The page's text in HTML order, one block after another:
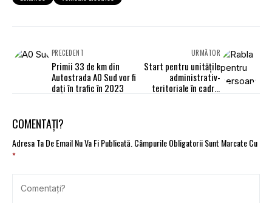
PRECEDENT
Primii 33 de km din
Autostrada A0 Sud vor fi
dați în trafic în 2023
URMĂTOR
Start pentru unitățile
administrativ-
teritoriale în cadrul
COMENTAȚI?
Adresa Ta De Email Nu Va Fi Publicată.Câmpurile Obligatorii Sunt Marcate Cu
*